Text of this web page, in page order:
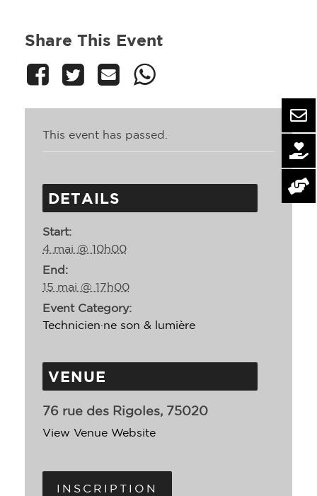
Share This Event
This event has passed.
DETAILS
Start:
4 mai @ 10h00
End:
15 mai @ 17h00
Event Category:
Technicien·ne son & lumière
INSCRIPTION
VENUE
76 rue des Rigoles, 75020
View Venue Website